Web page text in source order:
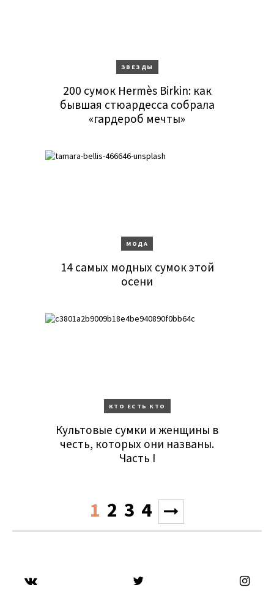
ЗВЕЗДЫ
200 сумок Hermès Birkin: как
бывшая стюардесса собрала
«гардероб мечты»
МОДА
14 самых модных сумок этой
осени
КТО ЕСТЬ КТО
Культовые сумки и женщины в
честь, которых они названы.
Часть I
1 2 3 4